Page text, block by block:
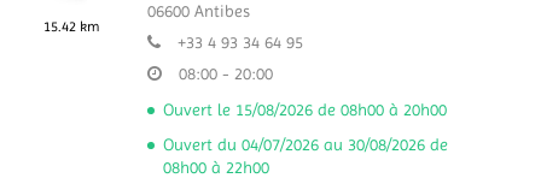
15.42 km
06600 Antibes
+33 4 93 34 64 95
08:00 - 20:00
Ouvert le 15/08/2026 de 08h00 à 20h00
Ouvert du 04/07/2026 au 30/08/2026 de
08h00 à 22h00